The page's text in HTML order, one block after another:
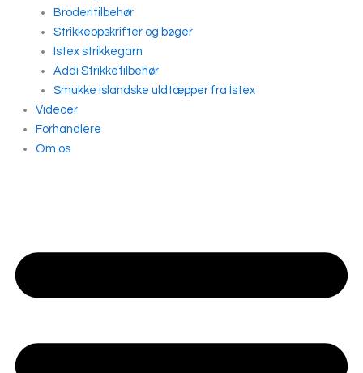
Broderitilbehør
Strikkeopskrifter og bøger
Istex strikkegarn
Addi Strikketilbehør
Smukke islandske uldtæpper fra Ístex
Videoer
Forhandlere
Om os